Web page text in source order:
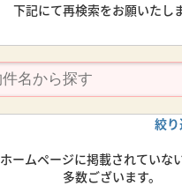
下記にて再検索をお願いたしま
絞
ホームページに掲載されていな
多数ございます。